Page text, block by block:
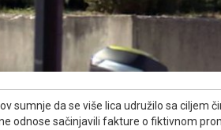
sumnje da se više lica udružilo sa ciljem
odnose sačinjavili fakture o fiktivnom